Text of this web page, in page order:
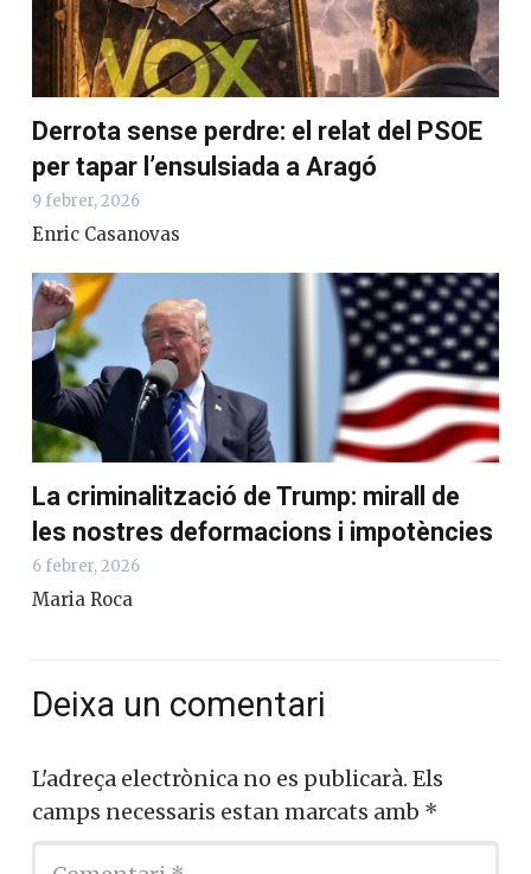
Derrota sense perdre: el relat del PSOE
per tapar l’ensulsiada a Aragó
9 febrer, 2026
Enric Casanovas
La criminalització de Trump: mirall de
les nostres deformacions i impotències
6 febrer, 2026
Maria Roca
Deixa un comentari
L'adreça electrònica no es publicarà. Els
camps necessaris estan marcats amb *